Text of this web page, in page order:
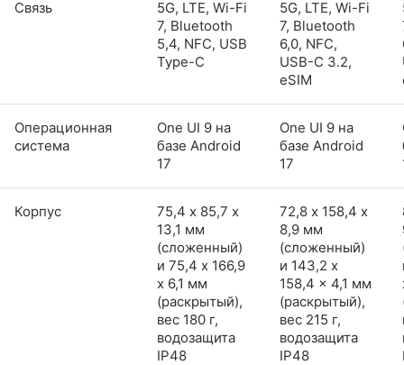
Связь
5G, LTE, Wi-Fi
7, Bluetooth
5,4, NFC, USB
Type-C
5G, LTE, Wi-Fi
7, Bluetooth
6,0, NFC,
USB-C 3.2,
eSIM
Операционная
система
One UI 9 на
базе Android
17
One UI 9 на
базе Android
17
Корпус
75,4 х 85,7 х
13,1 мм
(сложенный)
и 75,4 x 166,9
x 6,1 мм
(раскрытый),
вес 180 г,
водозащита
IP48
72,8 х 158,4 х
8,9 мм
(сложенный)
и 143,2 x
158,4 x 4,1 мм
(раскрытый),
вес 215 г,
водозащита
IP48